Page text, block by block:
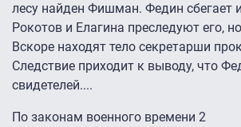
лесу найден Фишман. Федин сбегает
Рокотов и Елагина преследуют его,
Вскоре находят тело секретарши
Следствие приходит к выводу, что
свидетелей....
По законам военного времени 2